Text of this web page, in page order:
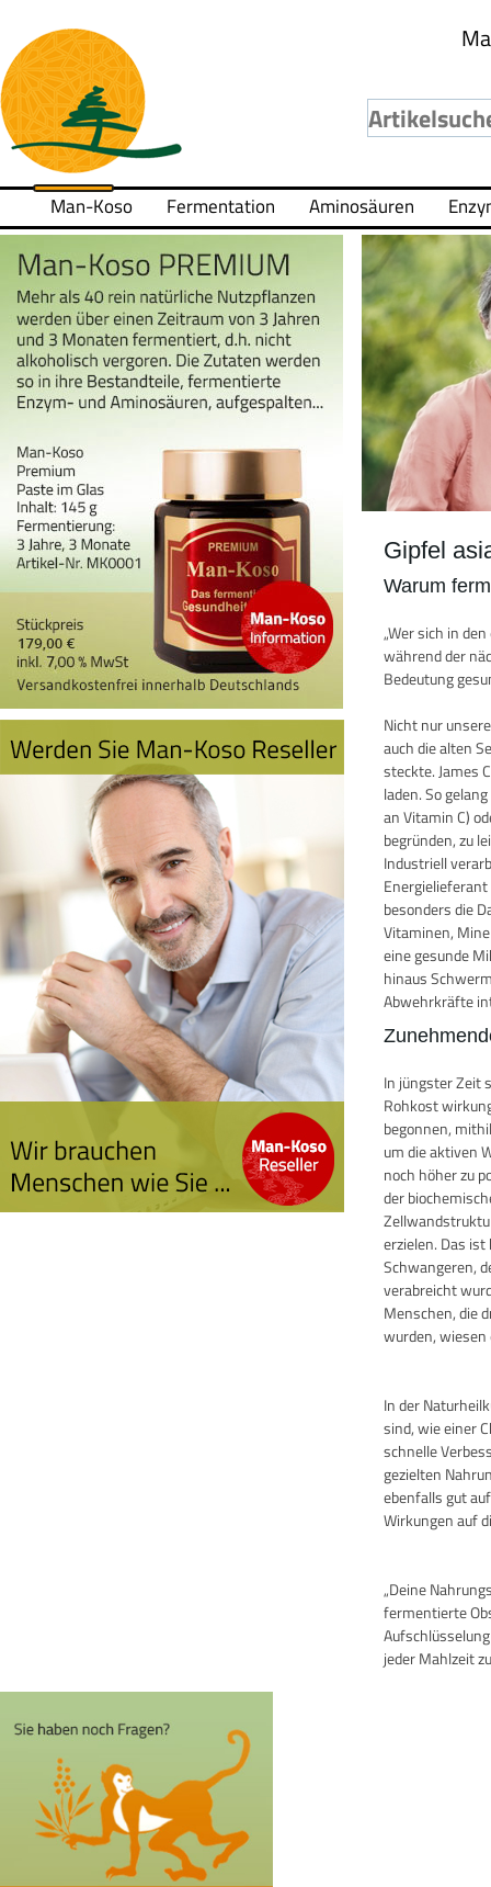
Man-Koso Fermentation Aminosäuren
Gipfel
Warum
„Wer sich in
während der
Bedeutung
Nicht nur
auch die alten
steckte. James
laden. So
an Vitamin C)
begründen, zu
Industriell
besonders die
Vitaminen,
eine gesunde
hinaus
Abwehrkräfte
In jüngster Zeit
Rohkost
begonnen,
um die aktiven
noch höher zu
der
erzielen. Das
Schwangeren,
verabreicht
Menschen, die
wurden, wiesen
In der
sind, wie einer
schnelle
gezielten
ebenfalls gut
Wirkungen auf
„Deine
fermentierte
jeder Mahlzeit